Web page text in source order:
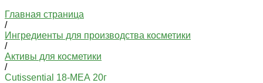
Главная страница
/
Ингредиенты для производства косметики
/
Активы для косметики
/
Cutissential 18-МЕА 20г